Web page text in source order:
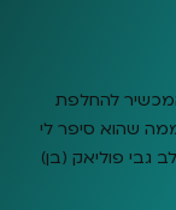
להחלפת
שהוא סיפר לי
גבי פוליאק (בן)